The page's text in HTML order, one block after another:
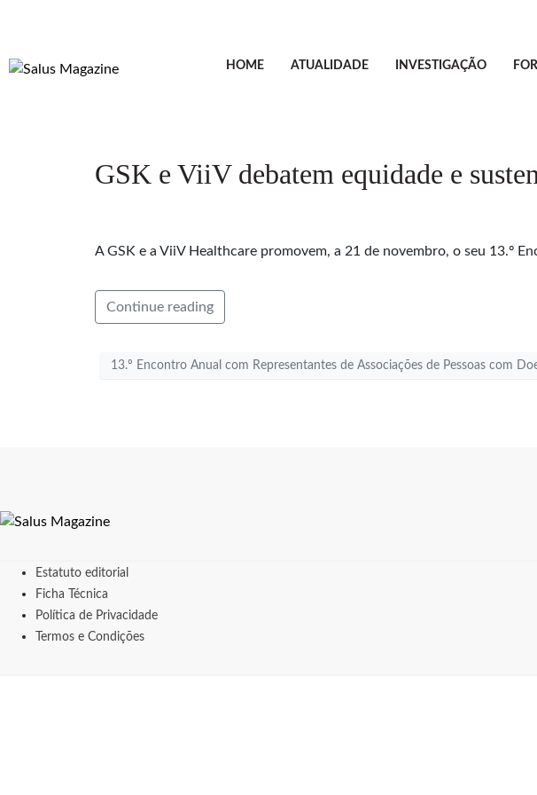
HOME ATUALIDADE INVESTIGAÇÃO
GSK e ViiV debatem equidade e
A GSK e a ViiV Healthcare promovem, a 21 de novembro, o seu 13.º
Continue reading
13.º Encontro Anual com Representantes de Associações de Pessoas com
Estatuto editorial
Ficha Técnica
Política de Privacidade
Termos e Condições